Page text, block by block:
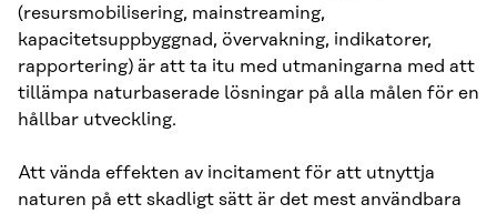
(resursmobilisering, mainstreaming,
kapacitetsuppbyggnad, övervakning, indikatorer,
rapportering) är att ta itu med utmaningarna med att
tillämpa naturbaserade lösningar på alla målen för en
hållbar utveckling.
Att vända effekten av incitament för att utnyttja
naturen på ett skadligt sätt är det mest användbara